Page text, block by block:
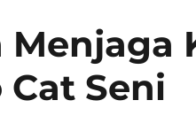
Menjaga
Seni